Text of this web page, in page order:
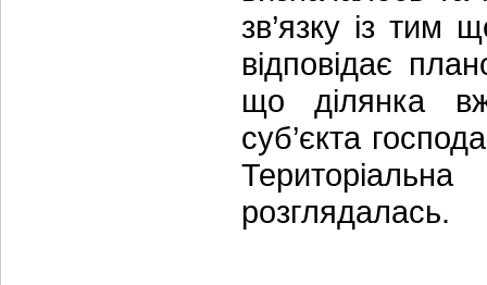
зв’язку із тим
відповідає
що ділянка
суб’єкта
розглядалась.